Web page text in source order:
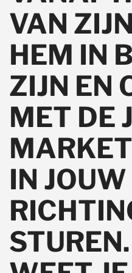
VAN
HEM IN
ZIJN EN
MET DE
IN JOUW